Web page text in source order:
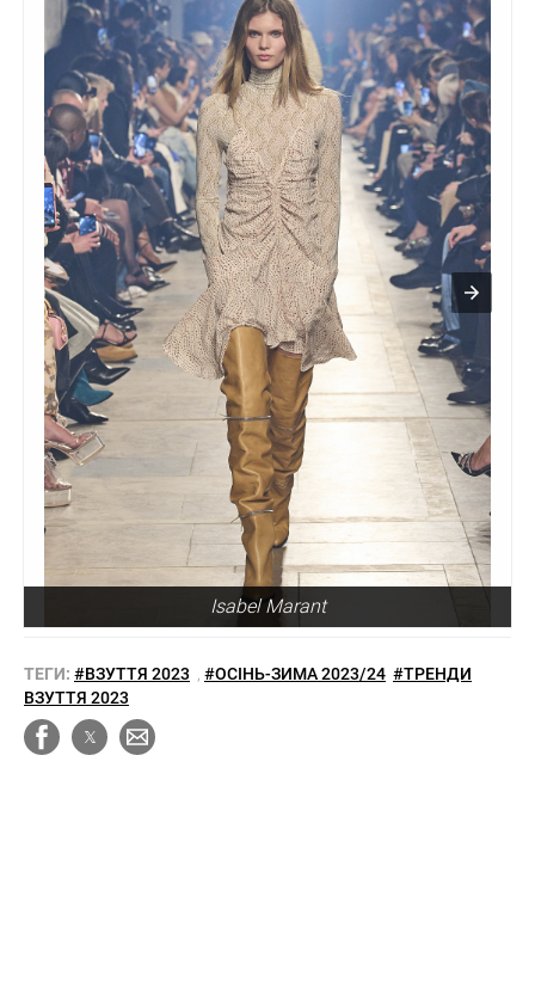
Isabel Marant
ТЕГИ: #ВЗУТТЯ 2023 #ОСІНЬ-ЗИМА 2023/24 #ТРЕНДИ
ВЗУТТЯ 2023